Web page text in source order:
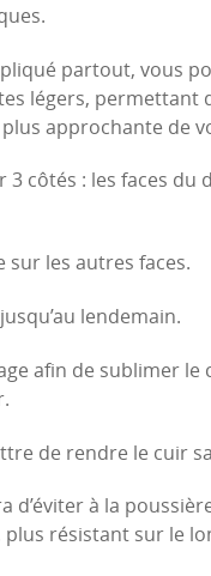
partout, vous
légers, permettant
approchante de
côtés : les faces du
sur les autres faces.
lendemain.
afin de sublimer
de rendre le cuir
d’éviter à la
résistant sur le